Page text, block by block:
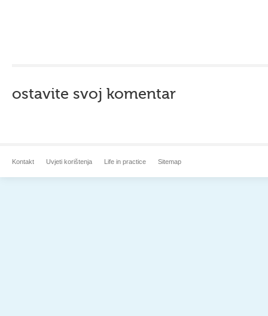
ostavite svoj komentar
Kontakt Uvjeti korištenja Life in practice Sitemap